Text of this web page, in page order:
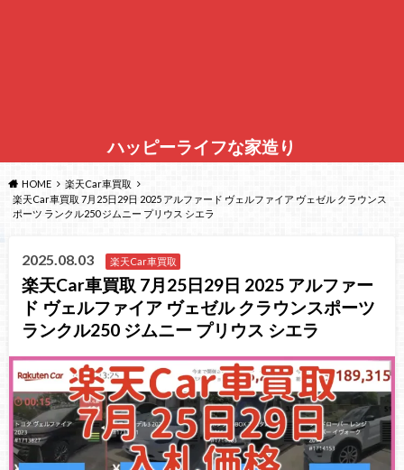
ハッピーライフな家造り
HOME
楽天Car車買取
楽天Car車買取 7月25日29日 2025 アルファード ヴェルファイア ヴェゼル クラウンス
ポーツ ランクル250 ジムニー プリウス シエラ
2025.08.03 楽天Car車買取
楽天Car車買取 7月25日29日 2025 アルファー
ド ヴェルファイア ヴェゼル クラウンスポーツ
ランクル250 ジムニー プリウス シエラ